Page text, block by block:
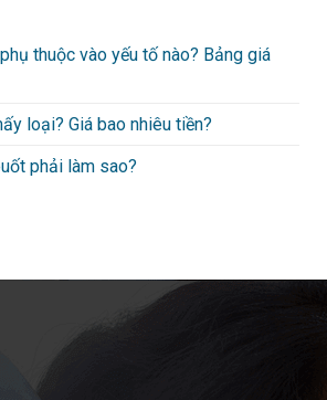
thuộc vào yếu tố nào? Bảng giá
loại? Giá bao nhiêu tiền?
phải làm sao?